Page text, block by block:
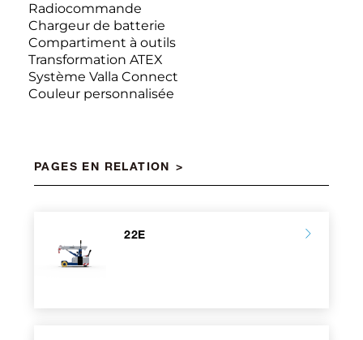
Radiocommande
Chargeur de batterie
Compartiment à outils
Transformation ATEX
Système Valla Connect
Couleur personnalisée
PAGES EN RELATION
22E